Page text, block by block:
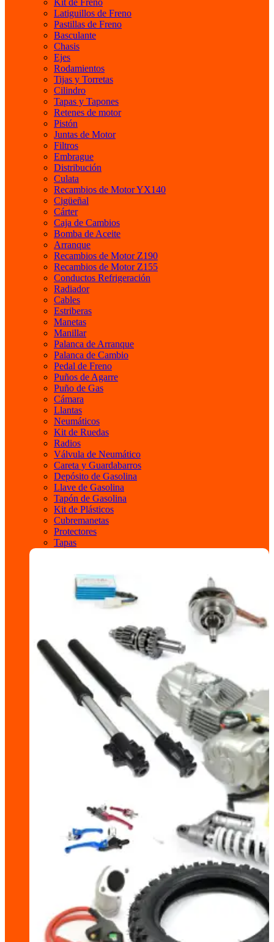
Latiguillos de Freno
Pastillas de Freno
Basculante
Chasis
Ejes
Rodamientos
Tijas y Torretas
Cilindro
Tapas y Tapones
Retenes de motor
Pistón
Juntas de Motor
Filtros
Embrague
Distribución
Culata
Recambios de Motor YX140
Cigüeñal
Cárter
Caja de Cambios
Bomba de Aceite
Arranque
Recambios de Motor Z190
Recambios de Motor Z155
Conductos Refrigeración
Radiador
Cables
Estriberas
Manetas
Manillar
Palanca de Arranque
Palanca de Cambio
Pedal de Freno
Puños de Agarre
Puño de Gas
Cámara
Llantas
Neumáticos
Kit de Ruedas
Radios
Válvula de Neumático
Careta y Guardabarros
Depósito de Gasolina
Llave de Gasolina
Tapón de Gasolina
Kit de Plásticos
Cubremanetas
Protectores
Tapas